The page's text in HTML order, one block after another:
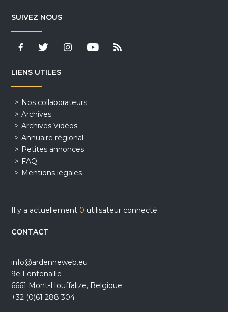
SUIVEZ NOUS
LIENS UTILES
Nos collaborateurs
Archives
Archives Vidéos
Annuaire régional
Petites annonces
FAQ
Mentions légales
Il y a actuellement 0 utilisateur connecté.
CONTACT
info@ardenneweb.eu
9e Fontenaille
6661 Mont-Houffalize, Belgique
+32 (0)61 288 304